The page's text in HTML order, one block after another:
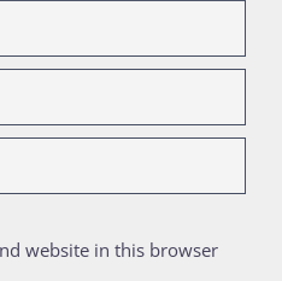
website in this browser